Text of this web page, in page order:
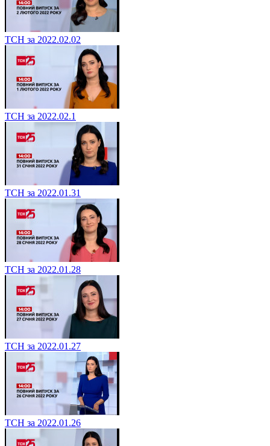
ТСН за 2022.02.02
ТСН за 2022.02.1
ТСН за 2022.01.31
ТСН за 2022.01.28
ТСН за 2022.01.27
ТСН за 2022.01.26